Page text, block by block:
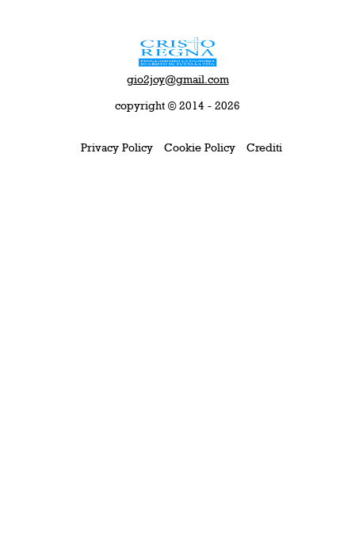
gio2joy@gmail.com
copyright © 2014 - 2026
Privacy Policy Cookie Policy Crediti